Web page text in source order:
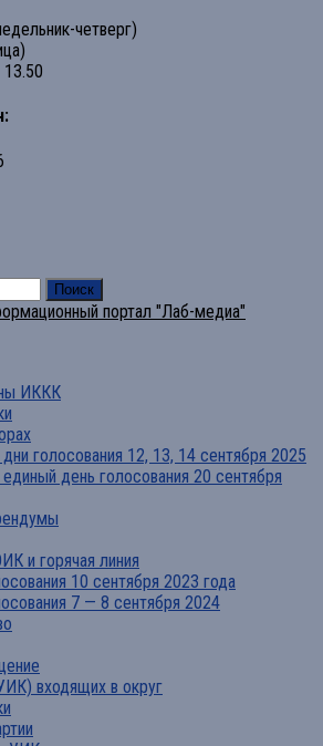
четверг)
портал "Лаб-медиа"
ИККК
голосования 12, 13, 14 сентября 2025
день голосования 20 сентября
и горячая линия
10 сентября 2023 года
7 — 8 сентября 2024
входящих в округ